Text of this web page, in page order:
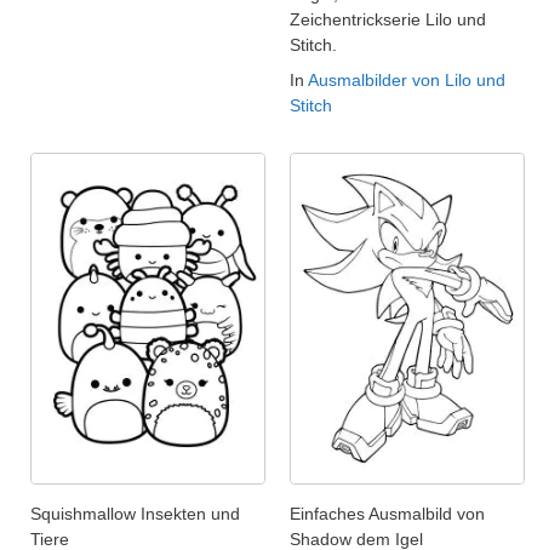
Zeichentrickserie Lilo und
Stitch.
In Ausmalbilder von Lilo und
Stitch
Squishmallow Insekten und
Tiere
Einfaches Ausmalbild von
Shadow dem Igel